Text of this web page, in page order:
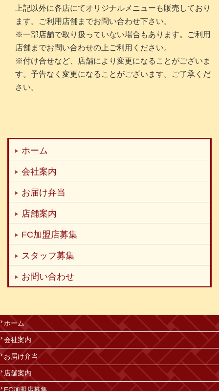
上記以外に各店にてオリジナルメニューも販売しており
ます。ご利用店舗までお問い合わせ下さい。
※一部店舗で取り扱っていない場合もあります。ご利用
店舗までお問い合わせの上ご利用ください。
※付け合せなど、店舗により変更になることがございま
す。予告なく変更になることがございます。ご了承くだ
さい。
ホーム
会社案内
お届け弁当
店舗案内
FC加盟店募集
スタッフ募集
お問い合わせ
ホーム
会社案内
お届け弁当
店舗案内
FC加盟店募集